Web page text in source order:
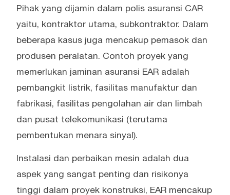
Pihak yang dijamin dalam polis asuransi CAR
yaitu, kontraktor utama, subkontraktor. Dalam
beberapa kasus juga mencakup pemasok dan
produsen peralatan. Contoh proyek yang
memerlukan jaminan asuransi EAR adalah
pembangkit listrik, fasilitas manufaktur dan
fabrikasi, fasilitas pengolahan air dan limbah
dan pusat telekomunikasi (terutama
pembentukan menara sinyal).
Instalasi dan perbaikan mesin adalah dua
aspek yang sangat penting dan risikonya
tinggi dalam proyek konstruksi, EAR mencakup